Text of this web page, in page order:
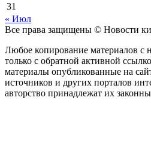
31
« Июл
Все права защищены © Новости
Любое копирование материалов с
только с обратной активной
материалы опубликованные на
источников и других порталов
авторство принадлежат их